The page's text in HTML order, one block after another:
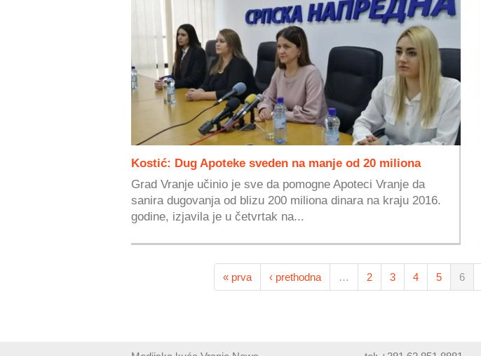
Kostić: Dug Apoteke sveden na manje od 20 miliona
Grad Vranje učinio je sve da pomogne Apoteci Vranje da
sanira dugovanja od blizu 200 miliona dinara na kraju 2016.
godine, izjavila je u četvrtak na...
« prva ‹ prethodna … 2 3 4 5 6